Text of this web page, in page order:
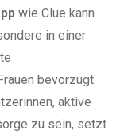
wie Clue kann
in einer
bevorzugt
aktive
zu sein, setzt